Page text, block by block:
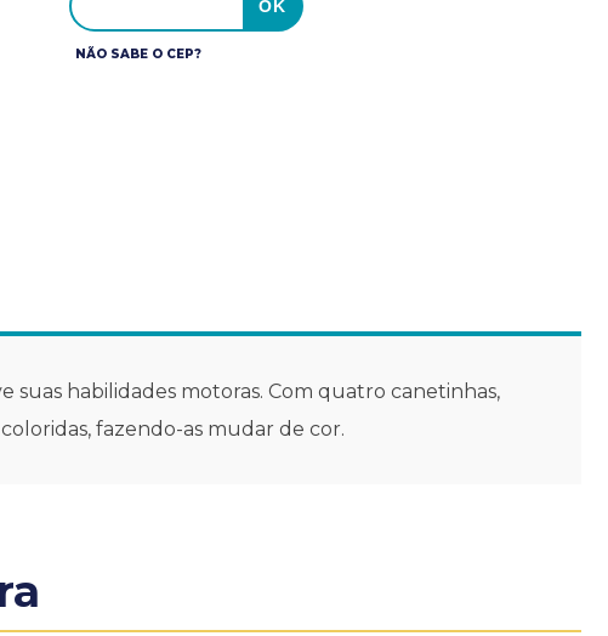
NÃO SABE O CEP?
suas habilidades motoras. Com quatro canetinhas,
fazendo-as mudar de cor.